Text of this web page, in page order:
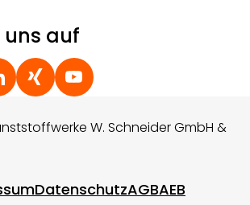
uns auf
W. Schneider GmbH &
DatenschutzAGBAEB